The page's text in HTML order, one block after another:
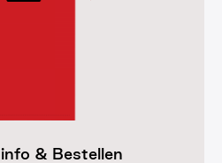
info & Bestellen